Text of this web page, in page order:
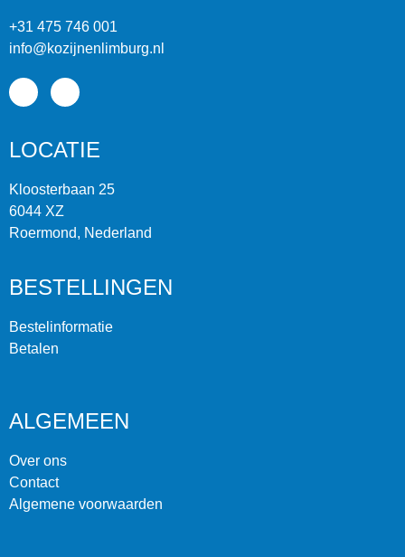
+31 475 746 001
info@kozijnenlimburg.nl
LOCATIE
Kloosterbaan 25
6044 XZ
Roermond, Nederland
BESTELLINGEN
Bestelinformatie
Betalen
ALGEMEEN
Over ons
Contact
Algemene voorwaarden